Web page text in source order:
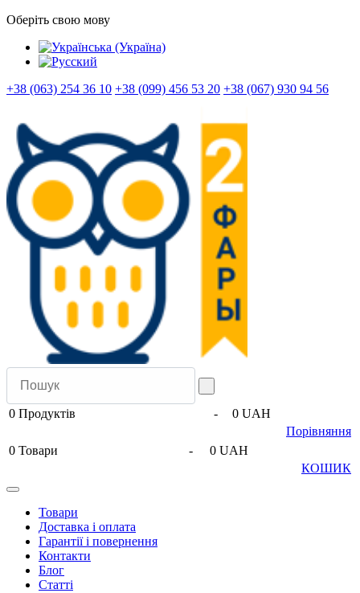
Оберіть свою мову
+38 (063) 254 36 10 +38 (099) 456 53 20 +38 (067) 930 94 56
0 Продуктів -
0 UAH
Порівняння
0 Товари -
0 UAH
КОШИК
Товари
Доставка і оплата
Гарантії і повернення
Контакти
Блог
Статті